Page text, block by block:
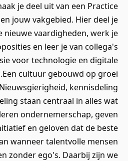
je deel uit van een Practice
jouw vakgebied. Hier deel je
nieuwe vaardigheden, werk je
en leer je van collega's
voor technologie en digitale
cultuur gebouwd op groei
kennisdeling
staan centraal in alles wat
ondernemerschap, geven
en geloven dat de beste
wanneer talentvolle mensen
zonder ego's. Daarbij zijn we